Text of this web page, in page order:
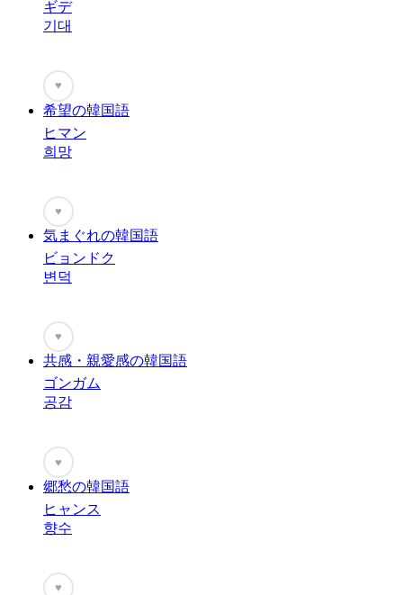
ギデ
기대
♥
希望の韓国語
ヒマン
희망
♥
気まぐれの韓国語
ビョンドク
변덕
♥
共感・親愛感の韓国語
ゴンガム
공감
♥
郷愁の韓国語
ヒャンス
향수
♥